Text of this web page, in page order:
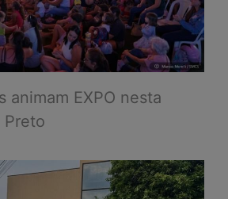
animam EXPO nesta
Preto